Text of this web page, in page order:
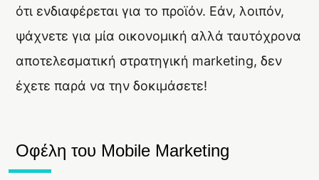
ότι ενδιαφέρεται για το προϊόν. Εάν, λοιπόν,
ψάχνετε για μία οικονομική αλλά ταυτόχρονα
αποτελεσματική στρατηγική marketing, δεν
έχετε παρά να την δοκιμάσετε!
Οφέλη του Mobile Marketing